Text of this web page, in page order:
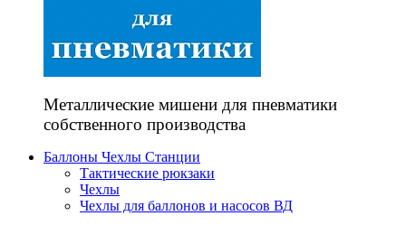
Металлические мишени для пневматики
собственного производства
Баллоны Чехлы Станции
Тактические рюкзаки
Чехлы
Чехлы для баллонов и насосов ВД